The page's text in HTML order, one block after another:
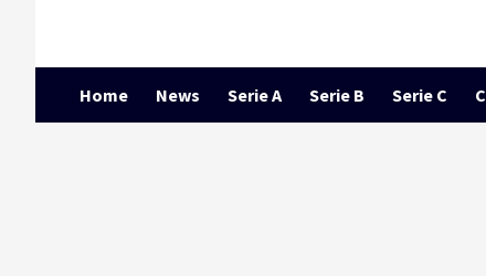
Home News Serie A Serie B Serie C